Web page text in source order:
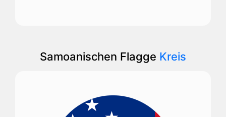
Samoanischen Flagge Kreis